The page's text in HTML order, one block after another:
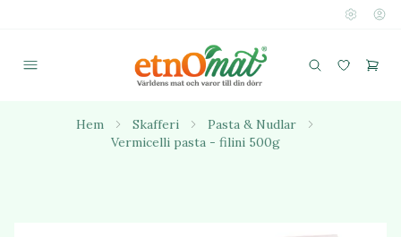
Hem Skafferi
Pasta & Nudlar
Vermicelli pasta - filini 500g